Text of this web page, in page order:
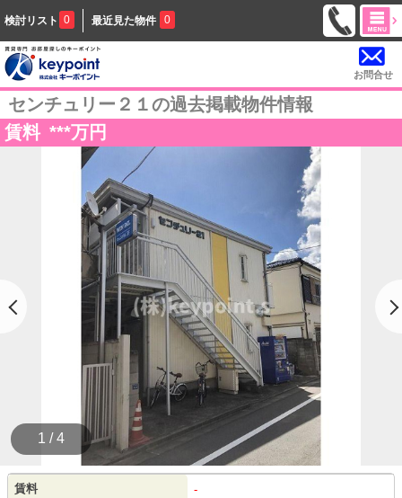
検討リスト 0 最近見た物件 0
お問合せ
センチュリー２１の過去掲載物件情報
賃料 ***万円
1 / 4
賃料 -